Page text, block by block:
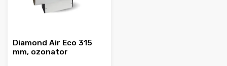
Diamond Air Eco 315
mm, ozonator